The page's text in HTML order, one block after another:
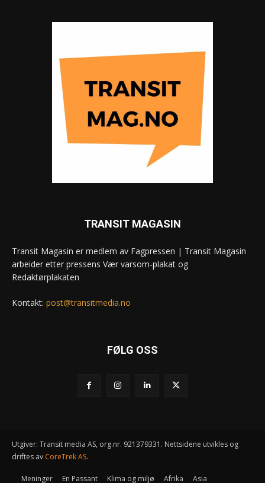
TRANSIT MAGASIN
Transit Magasin er medlem av Fagpressen | Transit Magasin
arbeider etter pressens Vær varsom-plakat og
Redaktørplakaten
Kontakt: post@transitmedia.no
FØLG OSS
Utgiver: Transit media AS, org.nr. 921379331. Nettsidene utvikles og
driftes av CoreTrek AS.
Meninger En Passant Klima og miljø Afrika Asia